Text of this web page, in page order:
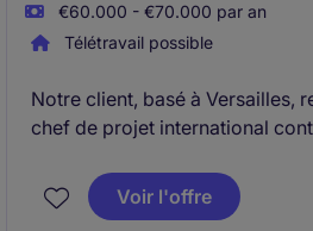
€60.000 - €70.000 par an
Télétravail possible
Notre client, basé à Versailles,
chef de projet international
France et à l'international.
Voir l'offre